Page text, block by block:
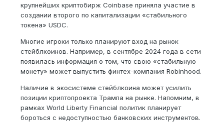
крупнейших криптобирж Coinbase приняла участие в
создании второго по капитализации «стабильного
токена» USDC.
Многие игроки только планируют вход на рынок
стейблкоинов. Например, в сентябре 2024 года в сети
появилась информация о том, что свою «стабильную
монету» может выпустить финтех-компания Robinhood.
Наличие в экосистеме стейблкоина может усилить
позиции криптопроекта Трампа на рынке. Напомним, в
рамках World Liberty Financial политик планирует
бороться с недоступностью банковских инструментов.